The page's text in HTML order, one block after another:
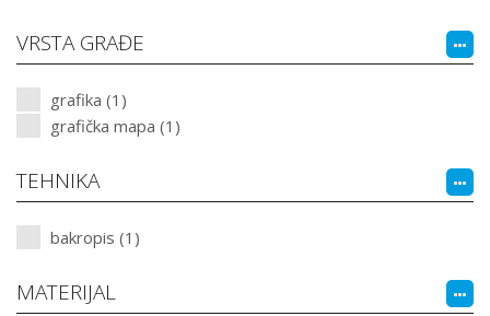
VRSTA GRAĐE
grafika (1)
grafička mapa (1)
TEHNIKA
bakropis (1)
MATERIJAL